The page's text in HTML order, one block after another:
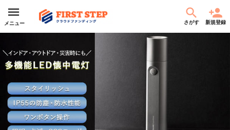
メニュー さがす 新規登録